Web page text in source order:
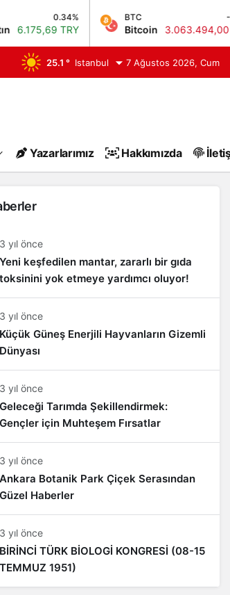
0.34%
TRY
BTC -0.4%
Bitcoin 3.063.494,00 TRY
25.1 ° Istanbul 7 Ağustos 2026, Cum
Yazarlarımız Hakkımızda
3 yıl önce
Yeni keşfedilen mantar, zararlı bir gıda
toksinini yok etmeye yardımcı oluyor!
3 yıl önce
Küçük Güneş Enerjili Hayvanların Gizemli
Dünyası
3 yıl önce
Geleceği Tarımda Şekillendirmek:
Gençler için Muhteşem Fırsatlar
3 yıl önce
Ankara Botanik Park Çiçek Serasından
Güzel Haberler
3 yıl önce
BİRİNCİ TÜRK BİOLOGİ KONGRESİ (08-15
TEMMUZ 1951)